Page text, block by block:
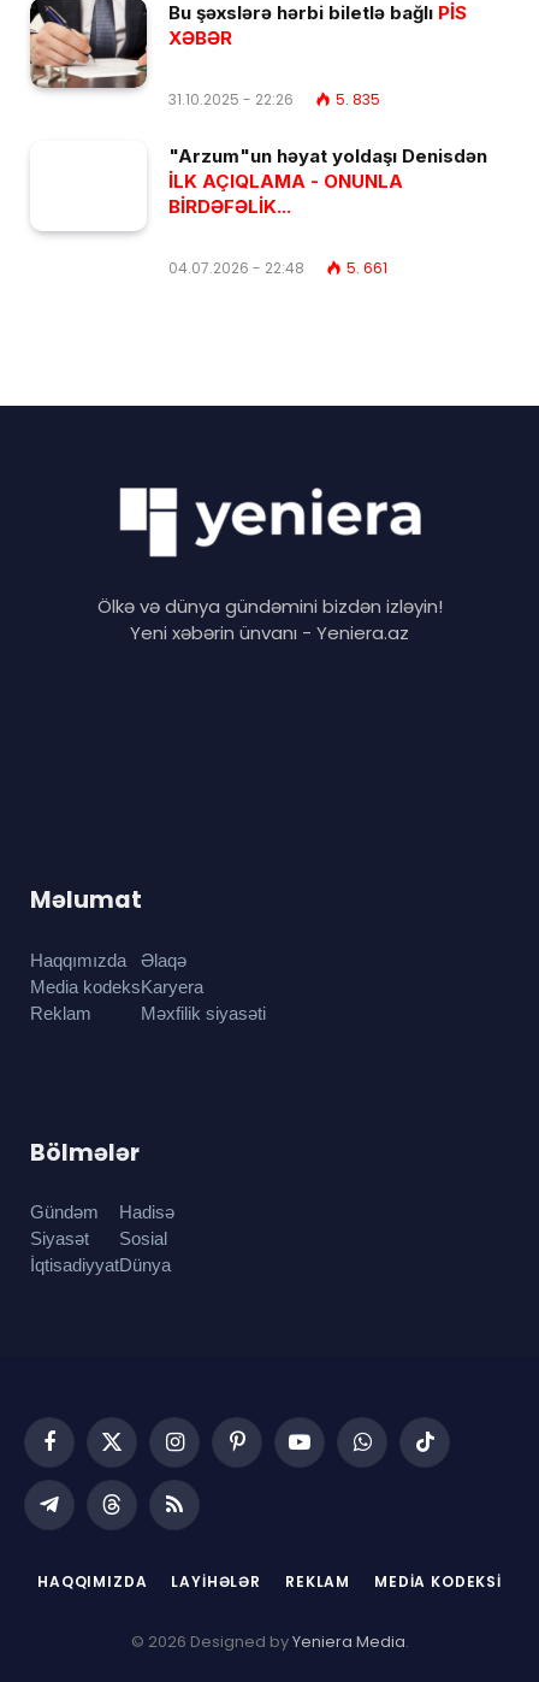
Bu şəxslərə hərbi biletlə bağlı PİS
XƏBƏR
31.10.2025 - 22:26 5. 835
"Arzum"un həyat yoldaşı Denisdən
İLK AÇIQLAMA - ONUNLA
BİRDƏFƏLİK...
04.07.2026 - 22:48 5. 661
Ölkə və dünya gündəmini bizdən izləyin!
Yeni xəbərin ünvanı - Yeniera.az
Məlumat
Haqqımızda
Media kodeks
Reklam
Əlaqə
Karyera
Məxfilik siyasəti
Bölmələr
Gündəm
Siyasət
İqtisadiyyat
Hadisə
Sosial
Dünya
Facebook
X
(Twitter)
InstagramPinterestYouTubeWhatsAppTikTok
TelegramThreadsRSS
HAQQIMIZDA LAYIHƏLƏR REKLAM MEDIA KODEKSI
© 2026 Designed byYeniera Media.